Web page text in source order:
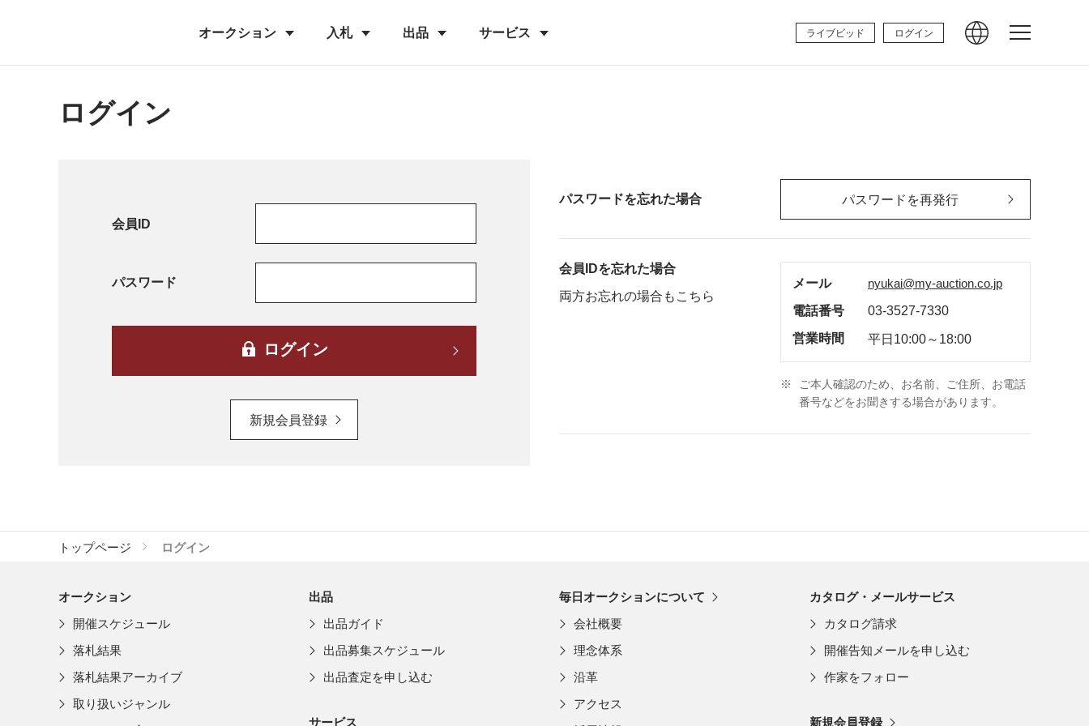
オークション 入札 出品 サービス ライブビッド ログイン
ログイン
会員ID
パスワード
ログイン
新規会員登録
パスワードを忘れた場合 パスワードを再発行
会員IDを忘れた場合
両方お忘れの場合もこちら
メール nyukai@my-auction.co.jp
電話番号 03-3527-7330
営業時間 平日10:00～18:00
※
ご本人確認のため、お名前、ご住所、お電話
番号などをお聞きする場合があります。
トップページ ログイン
オークション
開催スケジュール
落札結果
落札結果アーカイブ
取り扱いジャンル
出品
出品ガイド
出品募集スケジュール
出品査定を申し込む
サービス
毎日オークションについて
会社概要
理念体系
沿革
アクセス
カタログ・メールサービス
カタログ請求
開催告知メールを申し込む
作家をフォロー
新規会員登録